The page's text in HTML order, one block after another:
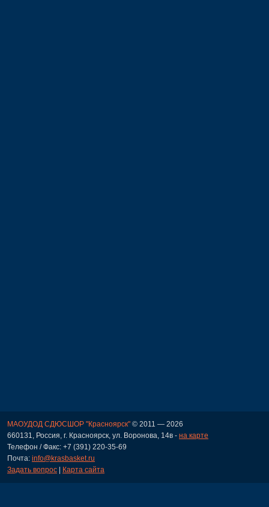
МАОУДОД СДЮСШОР "Красноярск" © 2011 — 2026
660131, Россия, г. Красноярск, ул. Воронова, 14в - на карте
Телефон / Факс: +7 (391) 220-35-69
Почта: info@krasbasket.ru
Задать вопрос | Карта сайта